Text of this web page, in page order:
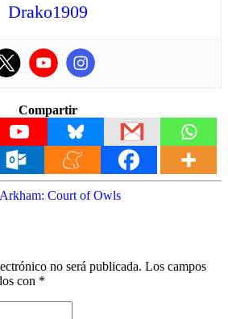
Drako1909
Compartir
Court of Owls
no será publicada. Los campos
con *